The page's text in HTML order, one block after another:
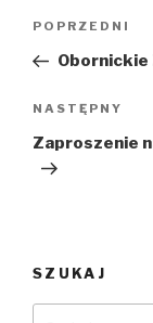
Poprzedni
wpis
POPRZEDNI
Następny
wpis
NASTĘPNY
Zaproszenie
SZUKAJ